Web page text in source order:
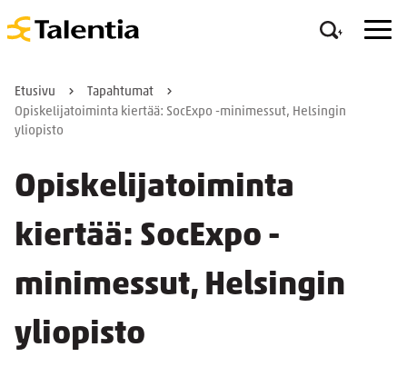
Etusivu
Tapahtumat
Opiskelijatoiminta kiertää: SocExpo -minimessut, Helsingin
yliopisto
Opiskelijatoiminta
kiertää: SocExpo -
minimessut, Helsingin
yliopisto